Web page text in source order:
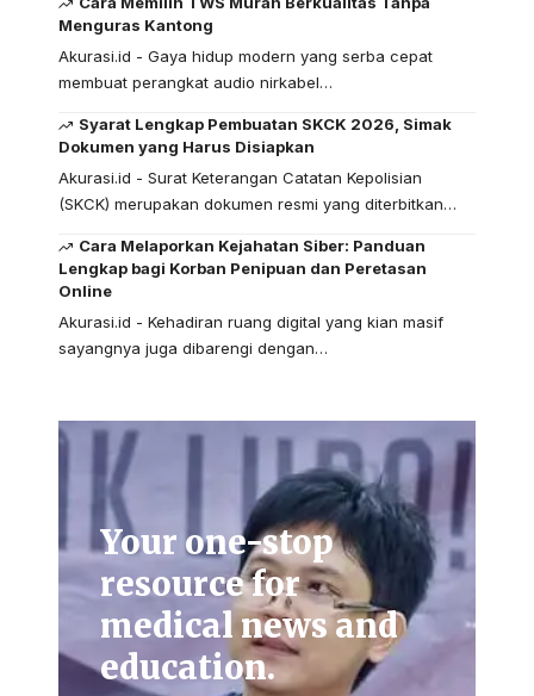
Menguras Kantong
Akurasi.id - Gaya hidup modern yang serba cepat
membuat perangkat audio nirkabel…
Syarat Lengkap Pembuatan SKCK 2026, Simak
Dokumen yang Harus Disiapkan
Akurasi.id - Surat Keterangan Catatan Kepolisian
(SKCK) merupakan dokumen resmi yang diterbitkan…
Cara Melaporkan Kejahatan Siber: Panduan
Lengkap bagi Korban Penipuan dan Peretasan
Online
Akurasi.id - Kehadiran ruang digital yang kian masif
sayangnya juga dibarengi dengan…
Your one-stop
resource for
medical news and
education.